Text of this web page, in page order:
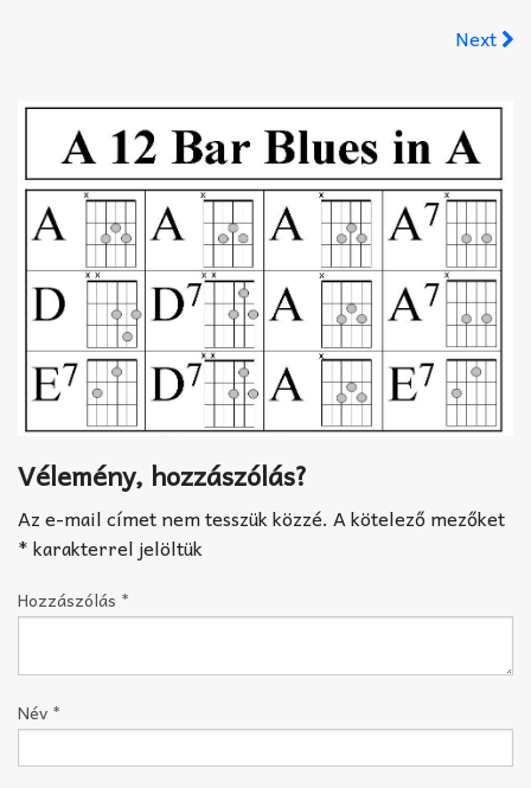
Improvizáció
Next
Vélemény, hozzászólás?
Az e-mail címet nem tesszük közzé. A kötelező mezőket
*karakterrel jelöltük
Hozzászólás *
Név *